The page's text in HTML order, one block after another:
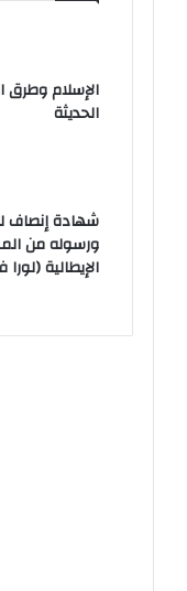
الإسلام وطرق
الحديثة
شهادة إنصاف
ورسوله من
الإيطالية